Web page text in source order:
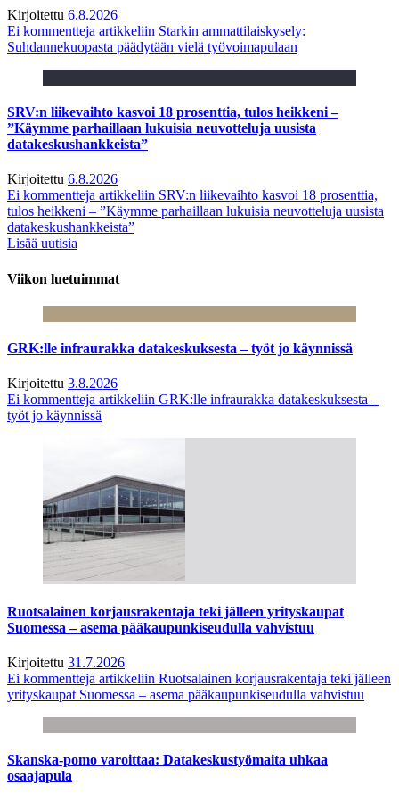
Kirjoitettu 6.8.2026
Ei kommentteja artikkeliin Starkin ammattilaiskysely:
Suhdannekuopasta päädytään vielä työvoimapulaan
SRV:n liikevaihto kasvoi 18 prosenttia, tulos heikkeni –
”Käymme parhaillaan lukuisia neuvotteluja uusista
datakeskushankkeista”
Kirjoitettu 6.8.2026
Ei kommentteja artikkeliin SRV:n liikevaihto kasvoi 18 prosenttia,
tulos heikkeni – ”Käymme parhaillaan lukuisia neuvotteluja uusista
datakeskushankkeista”
Lisää uutisia
Viikon luetuimmat
GRK:lle infraurakka datakeskuksesta – työt jo käynnissä
Kirjoitettu 3.8.2026
Ei kommentteja artikkeliin GRK:lle infraurakka datakeskuksesta –
työt jo käynnissä
Ruotsalainen korjausrakentaja teki jälleen yrityskaupat
Suomessa – asema pääkaupunkiseudulla vahvistuu
Kirjoitettu 31.7.2026
Ei kommentteja artikkeliin Ruotsalainen korjausrakentaja teki jälleen
yrityskaupat Suomessa – asema pääkaupunkiseudulla vahvistuu
Skanska-pomo varoittaa: Datakeskustyömaita uhkaa
osaajapula